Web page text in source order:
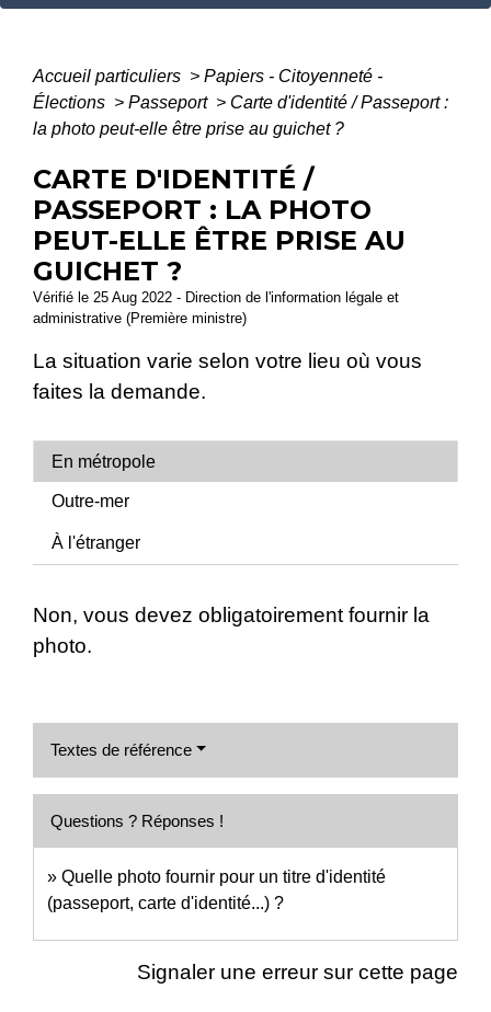
Accueil particuliers > Papiers - Citoyenneté -
Élections > Passeport > Carte d'identité / Passeport :
la photo peut-elle être prise au guichet ?
CARTE D'IDENTITÉ /
PASSEPORT : LA PHOTO
PEUT-ELLE ÊTRE PRISE AU
GUICHET ?
Vérifié le 25 Aug 2022 - Direction de l'information légale et
administrative (Première ministre)
La situation varie selon votre lieu où vous
faites la demande.
En métropole
Outre-mer
À l'étranger
Non, vous devez obligatoirement fournir la
photo.
Textes de référence
Questions ? Réponses !
Quelle photo fournir pour un titre d'identité
(passeport, carte d'identité...) ?
Signaler une erreur sur cette page